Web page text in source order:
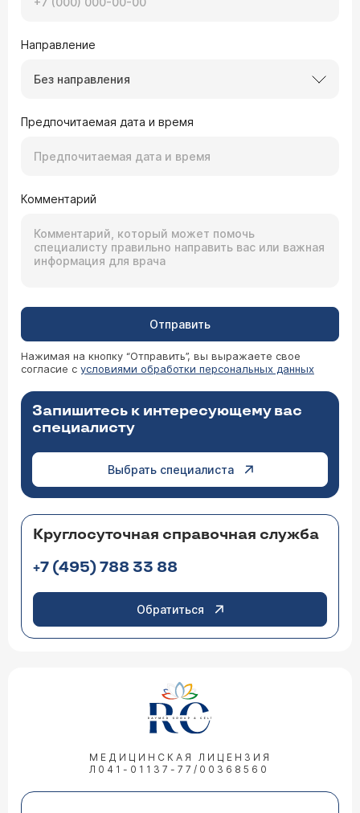
Направление
Без направления
Предпочитаемая дата и время
Комментарий
Отправить
Нажимая на кнопку “Отправить”, вы выражаете свое
согласие с условиями обработки персональных данных
Запишитесь к интересующему вас
специалисту
Выбрать специалиста
Круглосуточная справочная служба
+7 (495) 788 33 88
Обратиться
МЕДИЦИНСКАЯ ЛИЦЕНЗИЯ
Л041-01137-77/00368560